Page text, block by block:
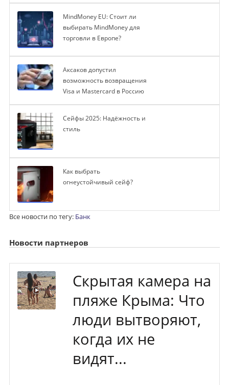
MindMoney EU: Стоит ли
выбирать MindMoney для
торговли в Европе?
Аксаков допустил
возможность возвращения
Visa и Mastercard в Россию
Сейфы 2025: Надёжность и
стиль
Как выбрать
огнеустойчивый сейф?
Все новости по тегу: Банк
Новости партнеров
Скрытая камера на
пляже Крыма: Что
люди вытворяют,
когда их не
видят...